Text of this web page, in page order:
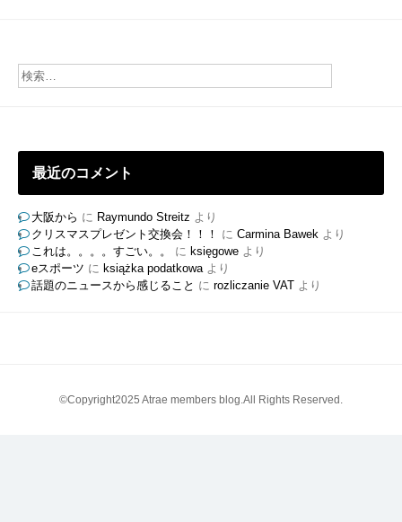
ブ
最近のコメント
大阪から に Raymundo Streitz より
クリスマスプレゼント交換会！！！
に Carmina Bawekより
これは。。。。すごい。。
に księgoweより
eスポーツ に książka podatkowaより
話題のニュースから感じること に rozliczanie VATより
©Copyright2025 Atrae members blog.All Rights Reserved.